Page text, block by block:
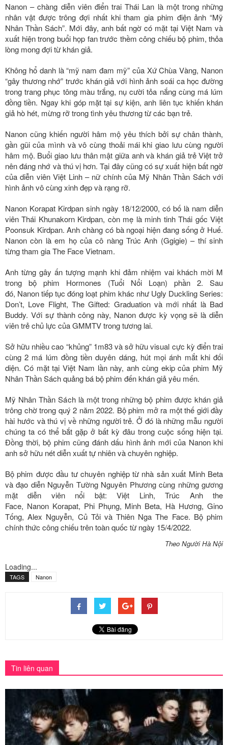
Nanon – chàng diễn viên điển trai Thái Lan là một trong những
nhân vật được trông đợi nhất khi tham gia phim điện ảnh “Mỹ
Nhân Thần Sách”. Mới đây, anh bất ngờ có mặt tại Việt Nam và
xuất hiện trong buổi họp fan trước thềm công chiếu bộ phim, thỏa
lòng mong đợi từ khán giả.
Không hổ danh là “mỹ nam đam mỹ” của Xứ Chùa Vàng, Nanon
“gây thương nhớ” trước khán giả với hình ảnh soái ca học đường
trong trang phục tông màu trắng, nụ cười tỏa nắng cùng má lúm
đồng tiền. Ngay khi góp mặt tại sự kiện, anh liên tục khiến khán
giả hò hét, mừng rỡ trong tình yêu thương từ các bạn trẻ.
Nanon cũng khiến người hâm mộ yêu thích bởi sự chân thành,
gần gũi của mình và vô cùng thoải mái khi giao lưu cùng người
hâm mộ. Buổi giao lưu thân mật giữa anh và khán giả trẻ Việt trở
nên đáng nhớ và thú vị hơn. Tại đây cũng có sự xuất hiện bất ngờ
của diễn viên Việt Linh – nữ chính của Mỹ Nhân Thần Sách với
hình ảnh vô cùng xinh đẹp và rạng rỡ.
Nanon Korapat Kirdpan sinh ngày 18/12/2000, có bố là nam diễn
viên Thái Khunakorn Kirdpan, còn mẹ là minh tinh Thái gốc Việt
Poonsuk Kirdpan. Anh chàng có bà ngoại hiện đang sống ở Huế.
Nanon còn là em họ của cô nàng Trúc Anh (Ggigie) – thí sinh
từng tham gia The Face Vietnam.
Anh từng gây ấn tượng mạnh khi đảm nhiệm vai khách mời M
trong bộ phim Hormones (Tuổi Nổi Loạn) phần 2. Sau
đó, Nanon tiếp tục đóng loạt phim khác như Ugly Duckling Series:
Don’t, Love Flight, The Gifted: Graduation và mới nhất là Bad
Buddy. Với sự thành công này, Nanon được kỳ vọng sẽ là diễn
viên trẻ chủ lực của GMMTV trong tương lai.
Sở hữu nhiều cao “khủng” 1m83 và sở hữu visual cực kỳ điển trai
cùng 2 má lúm đồng tiền duyên dáng, hút mọi ánh mắt khi đối
diện. Có mặt tại Việt Nam lần này, anh cùng ekip của phim Mỹ
Nhân Thần Sách quảng bá bộ phim đến khán giả yêu mến.
Mỹ Nhân Thần Sách là một trong những bộ phim được khán giả
trông chờ trong quý 2 năm 2022. Bộ phim mở ra một thế giới đầy
hài hước và thú vị về những người trẻ. Ở đó là những mẫu người
chúng ta có thể bắt gặp ở bất kỳ đâu trong cuộc sống hiện tại.
Đồng thời, bộ phim cũng đánh dấu hình ảnh mới của Nanon khi
anh sở hữu nét diễn xuất tự nhiên và chuyên nghiệp.
Bộ phim được đầu tư chuyên nghiệp từ nhà sản xuất Minh Beta
và đạo diễn Nguyễn Tường Nguyên Phương cùng những gương
mặt diễn viên nổi bật: Việt Linh, Trúc Anh the
Face, Nanon Korapat, Phi Phụng, Minh Beta, Hà Hương, Gino
Tống, Alex Nguyễn, Củ Tỏi và Thiên Nga The Face. Bộ phim
chính thức công chiếu trên toàn quốc từ ngày 15/4/2022.
Theo Người Hà Nội
Loading...
TAGS Nanon
Tin liên quan